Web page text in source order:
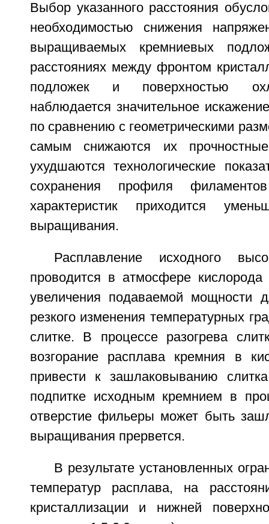
Выбор указанного расстояния
необходимостью снижения
выращиваемых кремниевых
расстояниях между фронтом
подложек и поверхностью
наблюдается значительное
по сравнению с геометрическими
самым снижаются их
ухудшаются технологические
сохранения профиля
характеристик приходится
выращивания.
Расплавление исходного
проводится в атмосфере кислорода
увеличения подаваемой мощности
резкого изменения температурных
слитке. В процессе разогрева
возгорание расплава кремния в
привести к зашлаковыванию
подпитке исходным кремнием в
отверстие фильеры может быть
выращивания прервется.
В результате установленных
температур расплава, на
кристаллизации и нижней